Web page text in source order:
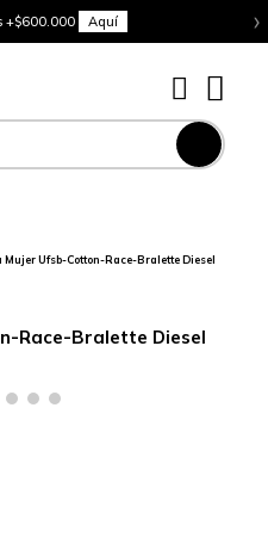
+$600.000 Aquí ›
Mujer Ufsb-Cotton-Race-Bralette Diesel
Race-Bralette Diesel